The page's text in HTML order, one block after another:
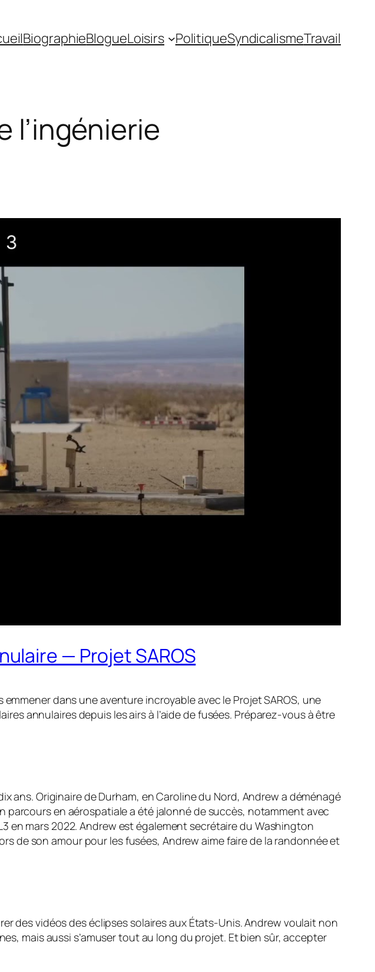
BiographieBlogueLoisirs PolitiqueSyndicalismeTravail
l’ingénierie
— Projet SAROS
dans une aventure incroyable avec le Projet SAROS, une
annulaires depuis les airs à l’aide de fusées. Préparez-vous à être
ans. Originaire de Durham, en Caroline du Nord, Andrew a déménagé
en aérospatiale a été jalonné de succès, notamment avec
en mars 2022. Andrew est également secrétaire du Washington
de son amour pour les fusées, Andrew aime faire de la randonnée et
des vidéos des éclipses solaires aux États-Unis. Andrew voulait non
mais aussi s’amuser tout au long du projet. Et bien sûr, accepter